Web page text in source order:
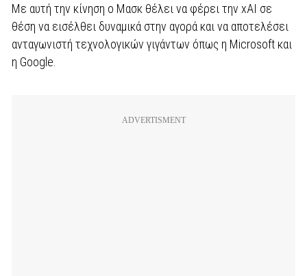
Με αυτή την κίνηση ο Μασκ θέλει να φέρει την xAI σε
θέση να εισέλθει δυναμικά στην αγορά και να αποτελέσει
ανταγωνιστή τεχνολογικών γιγάντων όπως η Microsoft και
η Google.